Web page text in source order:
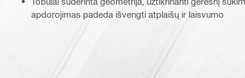
apdorojimas padeda išvengti atplaišų ir laisvumo